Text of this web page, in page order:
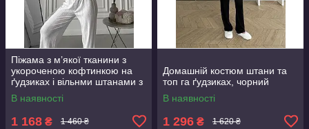
Піжама з м’якої тканини з
укороченою кофтинкою на
ґудзиках і вільнми штанами з
еластичним поясом
В наявності
1 168 ₴ 1 460 ₴
Домашній костюм штани та
топ га ґудзиках, чорний
В наявності
1 296 ₴ 1 620 ₴